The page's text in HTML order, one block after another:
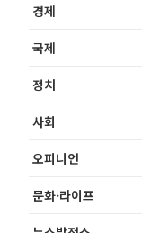
경제
국제
정치
사회
오피니언
문화·라이프